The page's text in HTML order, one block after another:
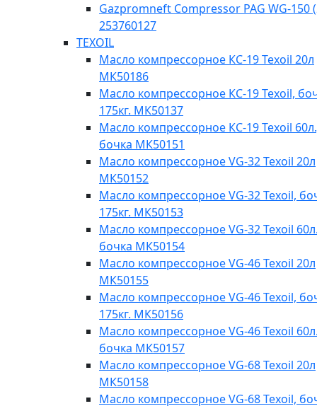
Gazpromneft Compressor PAG WG-150
253760127
TEXOIL
Масло компрессорное КС-19 Texoil 20л
МК50186
Масло компрессорное КС-19 Texoil,
175кг. МК50137
Масло компрессорное КС-19 Texoil
бочка МК50151
Масло компрессорное VG-32 Texoil 20л
МК50152
Масло компрессорное VG-32 Texoil,
175кг. МК50153
Масло компрессорное VG-32 Texoil
бочка МК50154
Масло компрессорное VG-46 Texoil 20л
МК50155
Масло компрессорное VG-46 Texoil,
175кг. МК50156
Масло компрессорное VG-46 Texoil
бочка МК50157
Масло компрессорное VG-68 Texoil 20л
МК50158
Масло компрессорное VG-68 Texoil,